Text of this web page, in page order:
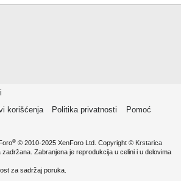
korišćenja Politika privatnosti
Pomoć
® © 2010-2025 XenForo Ltd. Copyright © Krstarica
Zabranjena je reprodukcija u celini i u delovima
za sadržaj poruka.